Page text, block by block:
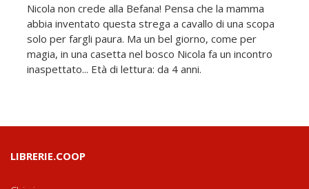
Nicola non crede alla Befana! Pensa che la mamma
abbia inventato questa strega a cavallo di una scopa
solo per fargli paura. Ma un bel giorno, come per
magia, in una casetta nel bosco Nicola fa un incontro
inaspettato... Età di lettura: da 4 anni.
LIBRERIE.COOP